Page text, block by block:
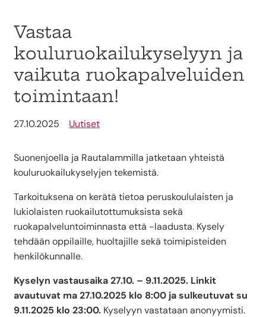
Vastaa
kouluruokailukyselyyn ja
vaikuta ruokapalveluiden
toimintaan!
27.10.2025 Uutiset
Suonenjoella ja Rautalammilla jatketaan yhteistä
kouluruokailukyselyjen tekemistä.
Tarkoituksena on kerätä tietoa peruskoululaisten ja
lukiolaisten ruokailutottumuksista sekä
ruokapalveluntoiminnasta että -laadusta. Kysely
tehdään oppilaille, huoltajille sekä toimipisteiden
henkilökunnalle.
Kyselyn vastausaika 27.10. – 9.11.2025. Linkit
avautuvat ma 27.10.2025 klo 8:00 ja sulkeutuvat su
9.11.2025 klo 23:00. Kyselyyn vastataan anonyymisti.